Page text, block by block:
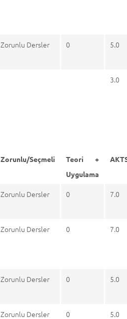
Zorunlu Dersler 0 5.0
3.0
Zorunlu/Seçmeli
Teori +
Uygulama
Zorunlu Dersler 0 7.0
Zorunlu Dersler 0 7.0
Zorunlu Dersler 0 5.0
Zorunlu Dersler 0 5.0